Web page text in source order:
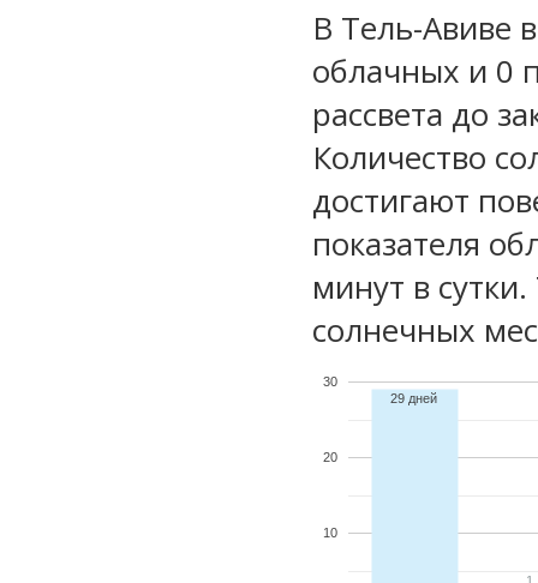
В Тель-Авиве
облачных и 0
рассвета до
Количество
достигают
показателя
минут в
солнечных
10
20
30
29 дней